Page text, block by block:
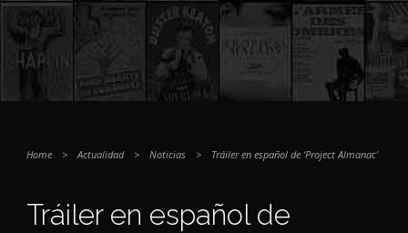
Home > Actualidad > Noticias > Tráiler en español de ‘Project Almanac’
Tráiler en español de